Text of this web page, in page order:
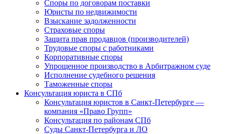
Споры по договорам поставки
Юристы по недвижимости
Взыскание задолженности
Страховые споры
Защита прав продавцов (производителей)
Трудовые споры с работниками
Корпоративные споры
Упрощенное производство в Арбитражном суде
Исполнение судебного решения
Таможенные споры
Консультация юриста в СПб
Консультация юристов в Санкт-Петербурге —
компания «Право Групп»
Консультация по районам СПб
Суды Санкт-Петербурга и ЛО